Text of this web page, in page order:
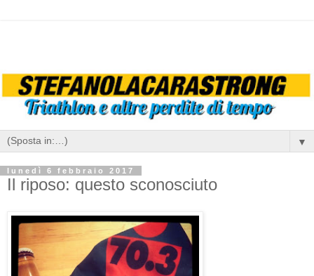
▼
lunedì 6 febbraio 2017
Il riposo: questo sconosciuto